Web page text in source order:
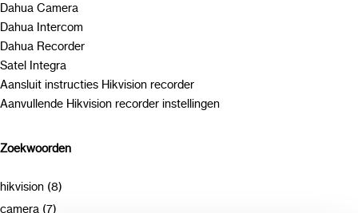
Dahua Camera
Dahua Intercom
Dahua Recorder
Satel Integra
Aansluit instructies Hikvision recorder
Aanvullende Hikvision recorder instellingen
Zoekwoorden
hikvision (8)
camera (7)